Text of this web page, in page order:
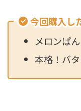
今回購入し
メロンぱ
本格！バ